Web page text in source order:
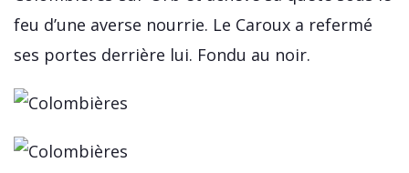
feu d’une averse nourrie. Le Caroux a refermé
ses portes derrière lui. Fondu au noir.